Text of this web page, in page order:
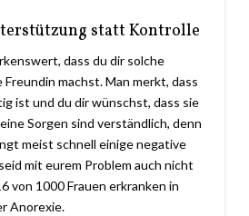
statt Kontrolle
dass du dir solche
machst. Man merkt, dass
ist und du dir wünschst, dass sie
Sorgen sind verständlich, denn
meist schnell einige negative
mit eurem Problem auch nicht
von 1000 Frauen erkranken in
Anorexie.